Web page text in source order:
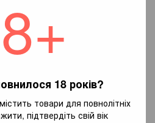
18 років?
товари для повнолітніх
підтвердіть свій вік
Coral Reef Shiraz Cabernet
(червоне сухе вино)